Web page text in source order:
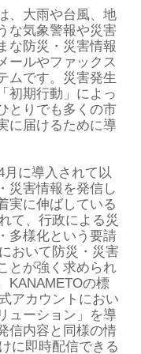
、大雨や台風、地
な気象警報や災害
な防災・災害情報
ールやファックス
ムです。災害発生
初期行動」によっ
とりでも多くの市
に届けるために導
月に導入されて以
災害情報を発信し
実に伸ばしている
て、行政による災
多様化という要請
おいて防災・災害
とが強く求められ
KANAMETOの標
アカウントにおい
ューション」を導
信内容と同様の情
に即時配信できる